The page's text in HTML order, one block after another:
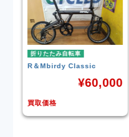
折りたたみ自転車
TERNVERGE N8
買取価格
¥38,500